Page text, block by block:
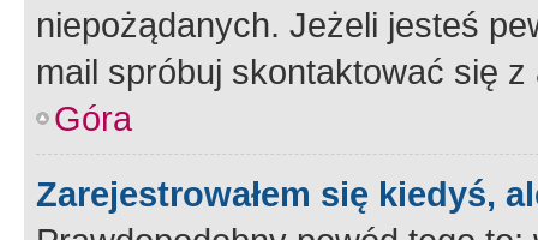
niepożądanych. Jeżeli jesteś
mail spróbuj skontaktować się
Góra
Zarejestrowałem się kiedyś,